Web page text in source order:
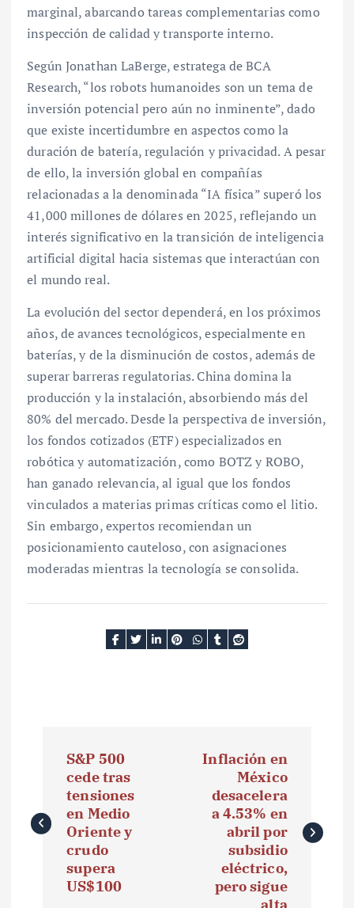
marginal, abarcando tareas complementarias como
inspección de calidad y transporte interno.
Según Jonathan LaBerge, estratega de BCA
Research, “los robots humanoides son un tema de
inversión potencial pero aún no inminente”, dado
que existe incertidumbre en aspectos como la
duración de batería, regulación y privacidad. A pesar
de ello, la inversión global en compañías
relacionadas a la denominada “IA física” superó los
41,000 millones de dólares en 2025, reflejando un
interés significativo en la transición de inteligencia
artificial digital hacia sistemas que interactúan con
el mundo real.
La evolución del sector dependerá, en los próximos
años, de avances tecnológicos, especialmente en
baterías, y de la disminución de costos, además de
superar barreras regulatorias. China domina la
producción y la instalación, absorbiendo más del
80% del mercado. Desde la perspectiva de inversión,
los fondos cotizados (ETF) especializados en
robótica y automatización, como BOTZ y ROBO,
han ganado relevancia, al igual que los fondos
vinculados a materias primas críticas como el litio.
Sin embargo, expertos recomiendan un
posicionamiento cauteloso, con asignaciones
moderadas mientras la tecnología se consolida.
v
e
S&P 500
cede tras
tensiones
en Medio
Oriente y
crudo
supera
US$100
Inflación en
México
desacelera
a 4.53% en
abril por
subsidio
eléctrico,
pero sigue